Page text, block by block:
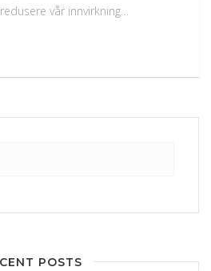
vår innvirkning…
POSTS